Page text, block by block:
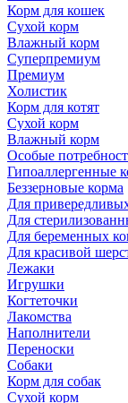
Корм для кошек
Сухой корм
Влажный корм
Суперпремиум
Премиум
Холистик
Корм для котят
Сухой корм
Влажный корм
Особые
Гипоаллергенные
Беззерновые корма
Для
Для
Для беременных
Для красивой
Лежаки
Игрушки
Когтеточки
Лакомства
Наполнители
Переноски
Собаки
Корм для собак
Сухой корм